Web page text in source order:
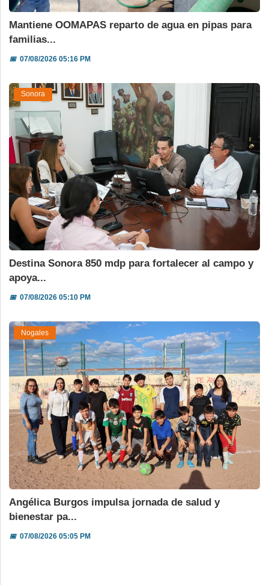
Mantiene OOMAPAS reparto de agua en pipas para
familias...
📅07/08/2026 05:16 PM
Sonora
Destina Sonora 850 mdp para fortalecer al campo y
apoya...
📅07/08/2026 05:10 PM
Nogales
Angélica Burgos impulsa jornada de salud y
bienestar pa...
📅07/08/2026 05:05 PM